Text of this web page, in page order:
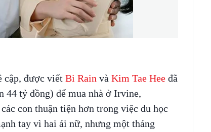
cập, được viết Bi Rain và Kim Tae Heeđã
44 tỷ đồng) để mua nhà ở Irvine,
con thuận tiện hơn trong việc du học
tay vì hai ái nữ, nhưng một tháng